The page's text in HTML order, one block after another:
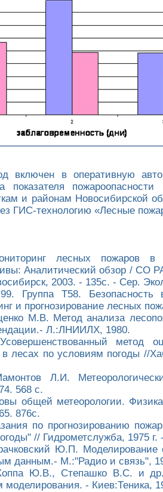
включен в оперативную
показателя
и районам Новосибирской
ГИС-технологию «Лесные
лесных пожаров в
Аналитический обзор / СО
2003. - 135с. - Сер.
Группа Т58. Безопасность
и прогнозирование лесных
М.В. Метод анализа
Л.:ЛНИИЛХ, 1980.
метод
в лесах по условиям погоды //
Л.И.
568 с.
общей метеорологии.
876с.
по прогнозированию
// Гидрометслужба, 1975 г.
Ю.П. Моделирование
данным.- М.:"Радио и связь",
Ю.В., Степашко В.С. и
- Киев:Теника,